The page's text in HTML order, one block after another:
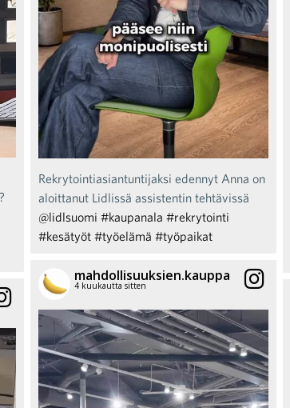
Rekrytointiasiantuntijaksi edennyt Anna on
aloittanut Lidlissä assistentin tehtävissä
@lidlsuomi #kaupanala #rekrytointi
#kesätyöt #työelämä #työpaikat
mahdollisuuksien.kauppa
4 kuukautta sitten